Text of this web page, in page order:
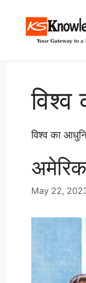
content
विश्व का
May 22,